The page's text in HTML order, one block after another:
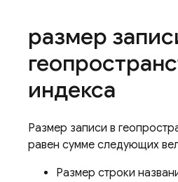
размер
индекса
Размер записи в
равен сумме следующих
Размер строки